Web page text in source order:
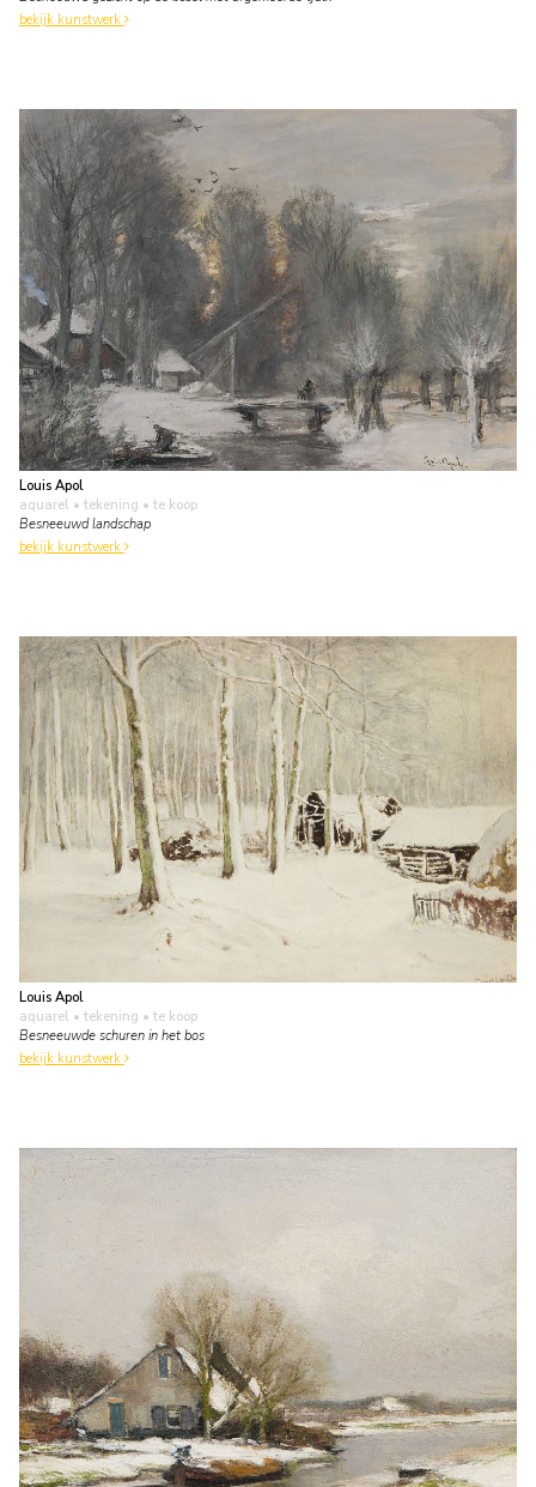
bekijk kunstwerk
Louis Apol
aquarel • tekening • te koop
Besneeuwd landschap
bekijk kunstwerk
Louis Apol
aquarel • tekening • te koop
Besneeuwde schuren in het bos
bekijk kunstwerk